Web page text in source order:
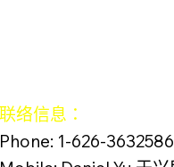
络信息：
1-626-